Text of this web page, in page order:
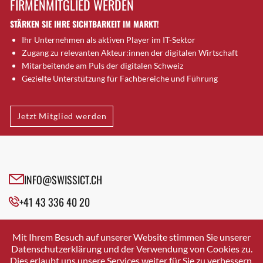
Brugg AG
Brütten
Bubendorf
Bubikon
Buchs (SG)
Bäretswil
Bülach
Cazis
Crissier
Davos Platz
Dierikon
Dietikon
FIRMENMITGLIED WERDEN
STÄRKEN SIE IHRE SICHTBARKEIT IM MARKT!
Ihr Unternehmen als aktiven Player im IT-Sektor
Zugang zu relevanten Akteur:innen der digitalen Wirtschaft
Mitarbeitende am Puls der digitalen Schweiz
Gezielte Unterstützung für Fachbereiche und Führung
Jetzt Mitglied werden
INFO@SWISSICT.CH
+41 43 336 40 20
SWISSICT
VULKANSTRASSE 120
8048 ZURICH
Mit Ihrem Besuch auf unserer Website stimmen Sie unserer
Datenschutzerklärung und der Verwendung von Cookies zu.
Dies erlaubt uns unsere Services weiter für Sie zu verbessern.